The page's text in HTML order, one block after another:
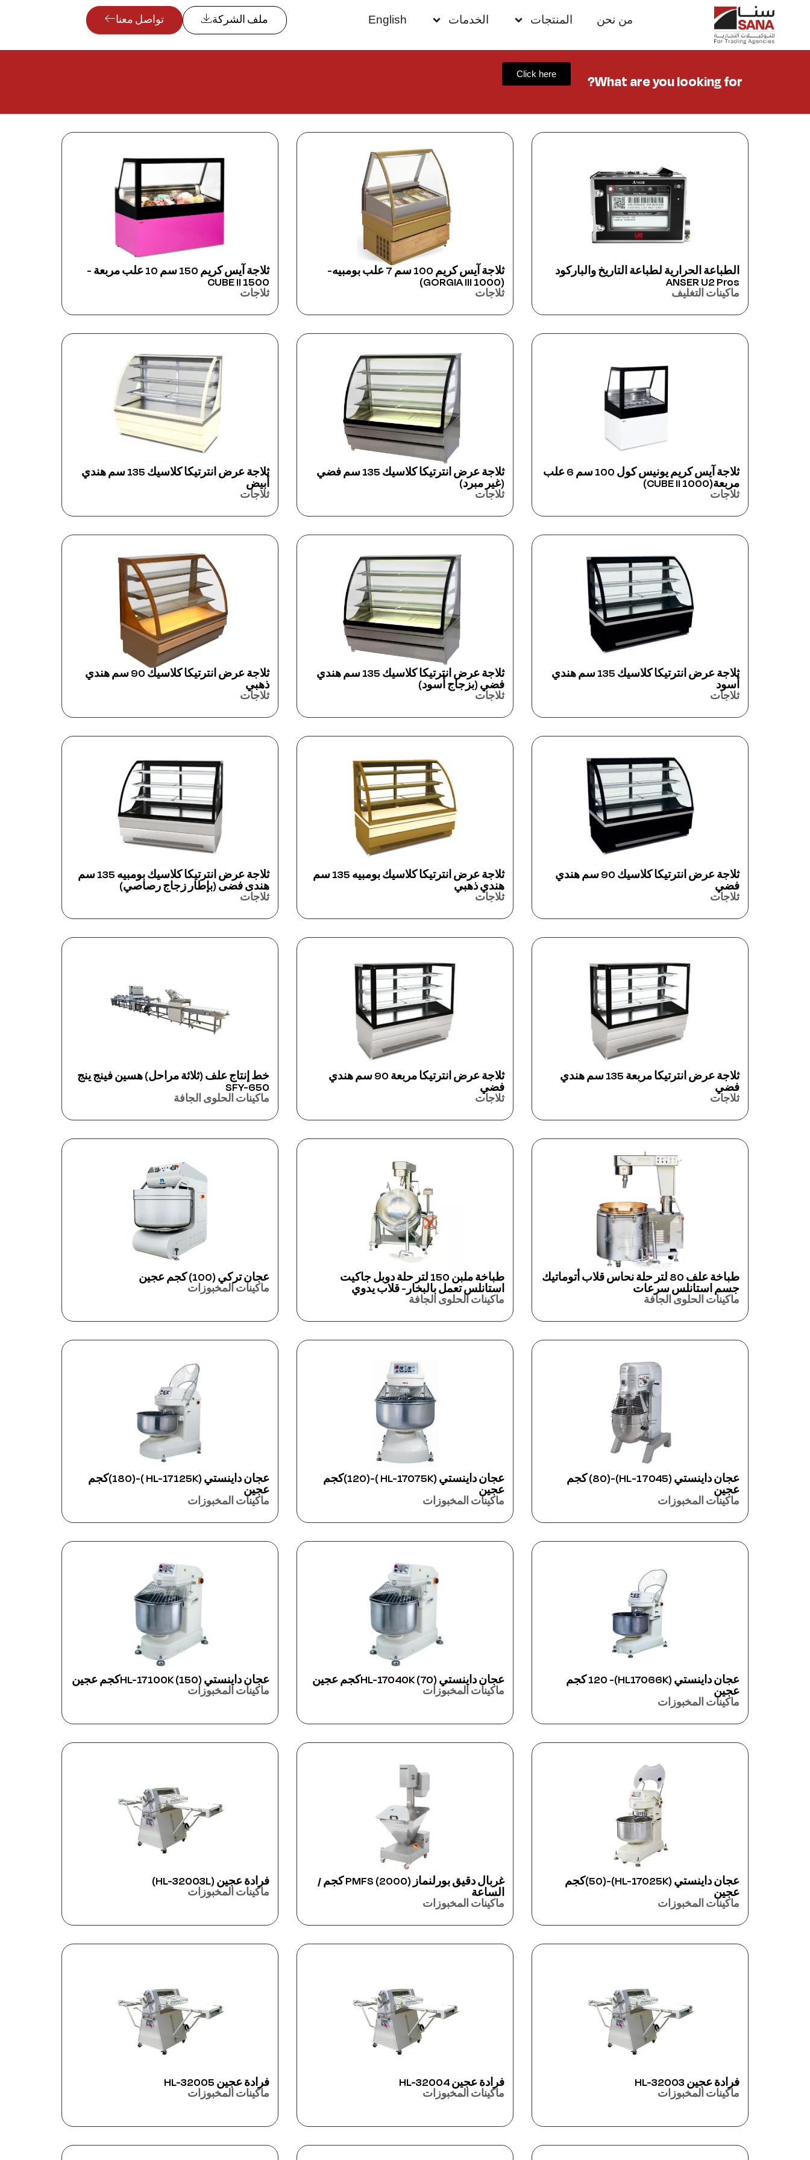
من نحن المنتجات الخدمات English ملف الشركة تواصل معنا
What are you looking for?
Click here
الطباعة الحرارية لطباعة التاريخ والباركود
ANSER U2 Pros
ماكينات التغليف
ثلاجة آيس كريم 100 سم 7 علب بومبيه-
(GORGIA III 1000)
ثلاجات
ثلاجة آيس كريم 150 سم 10 علب مربعة -
CUBE II 1500
ثلاجات
ثلاجة آيس كريم يونيس كول 100 سم 6 علب
مربعة(CUBE II 1000)
ثلاجات
ثلاجة عرض انترتيكا كلاسيك 135 سم فضي
(غير مبرد)
ثلاجات
ثلاجة عرض انترتيكا كلاسيك 135 سم هندي
أبيض
ثلاجات
ثلاجة عرض انترتيكا كلاسيك 135 سم هندي
أسود
ثلاجات
ثلاجة عرض انترتيكا كلاسيك 135 سم هندي
فضي (بزجاج أسود)
ثلاجات
ثلاجة عرض انترتيكا كلاسيك 90 سم هندي
ذهبي
ثلاجات
ثلاجة عرض انترتيكا كلاسيك 90 سم هندي
فضي
ثلاجات
ثلاجة عرض انترتيكا كلاسيك بومبيه 135 سم
هندي ذهبي
ثلاجات
ثلاجة عرض انترتيكا كلاسيك بومبيه 135 سم
هندى فضى (بإطار زجاج رصاصي)
ثلاجات
ثلاجة عرض انترتيكا مربعة 135 سم هندي
فضي
ثلاجات
ثلاجة عرض انترتيكا مربعة 90 سم هندي
فضي
ثلاجات
خط إنتاج علف (ثلاثة مراحل) هسين فينج ينج
SFY-650
ماكينات الحلوى الجافة
طباخة علف 80 لتر حلة نحاس قلاب أتوماتيك
جسم استانلس سرعات
ماكينات الحلوى الجافة
طباخة ملبن 150 لتر حلة دوبل جاكيت
استانلس تعمل بالبخار- قلاب يدوي
ماكينات الحلوى الجافة
عجان تركي (100) كجم عجين
ماكينات المخبوزات
عجان داينستي (17045-HL)-(80) كجم
عجين
ماكينات المخبوزات
عجان داينستي (HL-17075K )-(120)كجم
عجين
ماكينات المخبوزات
عجان داينستي (HL-17125K )-(180)كجم
عجين
ماكينات المخبوزات
عجان داينستي (HL17066K)- 120 كجم
عجين
ماكينات المخبوزات
عجان داينستي HL-17040K (70)كجم عجين
ماكينات المخبوزات
عجان داينستي HL-17100K (150)كجم عجين
ماكينات المخبوزات
عجان داينستي (HL-17025K)-(50)كجم
عجين
ماكينات المخبوزات
غربال دقيق بورلنماز PMFS (2000) كجم /
الساعة
ماكينات المخبوزات
فرادة عجين (HL-32003L)
ماكينات المخبوزات
فرادة عجين HL-32003
ماكينات المخبوزات
فرادة عجين HL-32004
ماكينات المخبوزات
فرادة عجين HL-32005
ماكينات المخبوزات